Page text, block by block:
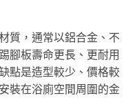
質，通常以鋁合金、不
腳板壽命更長、更耐用
點是造型較少、價格較
裝在浴廁空間周圍的金